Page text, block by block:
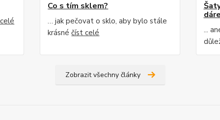
Co s tím sklem?
… jak pečovat o sklo, aby bylo stále
krásnéčíst celé
...
Zobrazit všechny články